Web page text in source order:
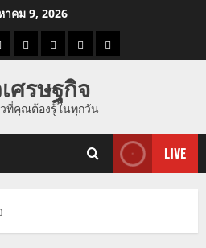
าคม 9, 2026
ว
ข่าว
ดูด
ที่
ผู้ชาย
ศรษฐกิจ
ที่คุณต้องรู้ในทุกวัน
LIVE